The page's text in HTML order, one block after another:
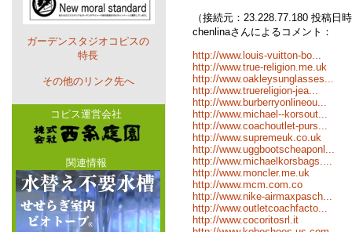
（接続元：23.228.77.180 投稿日
chenlinaさんによるコメント：
http://www.louis-vuitton-bo...
http://www.true-religion.me.uk
http://www.oakleysunglasses...
http://www.truereligion-jea...
http://www.burberryonlineou...
http://www.michael--korsout...
http://www.coachoutlet-purs...
http://www.supremeuk.co.uk
http://www.uggbootscheaponl...
http://www.michaelkorsbags....
http://www.moncler.me.uk
http://www.mcm.com.co
http://www.nike-airmaxpasch...
http://www.outletcoachfacto...
http://www.cocoritosrl.it
ガーデンスタジオコピスの
特長
その他のリンク先へ
コピス運営会社
関連情報